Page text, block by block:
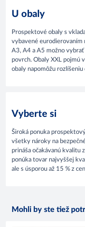
U obaly
Prospektové obaly s
vybavené eurodierovaním
A3, A4 a A5 možno
povrch. Obaly XXL pojmú
obaly napomôžu
Vyberte si
Široká ponuka
všetky nároky na
prináša očakávanú kvalitu
ponúka tovar najvyššej
ale s úsporou až 15 % z
Mohli by ste tiež